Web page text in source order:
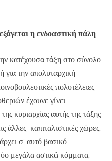
η ενδοαστική πάλη
κατέχουσα τάξη στο σύνολο
για την απολυταρχική
πολυτέλειες
έχουνε γίνει
κυριαρχίας αυτής της τάξης
άλλες καπιταλιστικές χώρες.
σ’ αυτό βασικό
μεγάλα αστικά κόμματα,